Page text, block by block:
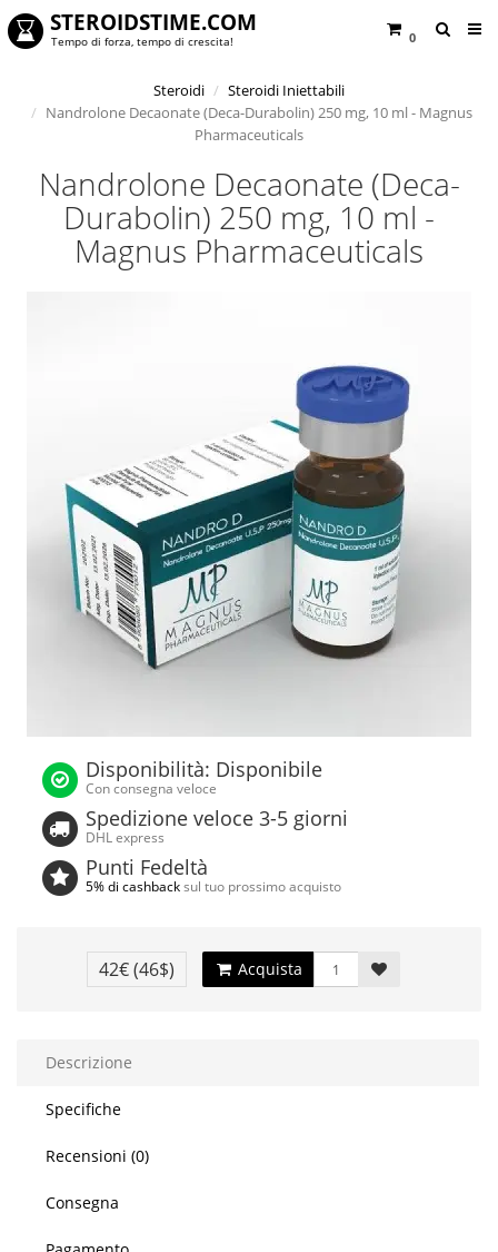
0
STEROIDSTIME.COM
Tempo di forza, tempo di crescita!
Steroidi
Steroidi Iniettabili
Nandrolone Decaonate (Deca-Durabolin) 250 mg, 10 ml - Magnus
Pharmaceuticals
Nandrolone Decaonate (Deca-
Durabolin) 250 mg, 10 ml -
Magnus Pharmaceuticals
Disponibilità: Disponibile
Con consegna veloce
Spedizione veloce 3-5 giorni
DHL express
Punti Fedeltà
5% di cashbacksul tuo prossimo acquisto
42€(46$) Acquista
Descrizione
Specifiche
Recensioni (0)
Consegna